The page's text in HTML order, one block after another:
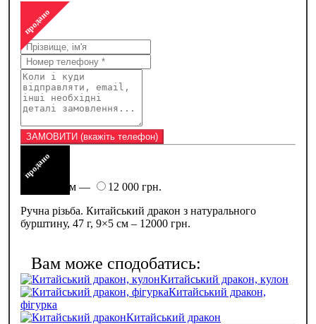
продано
продано
47 г, 9×5 см —
12 000 грн.
Ручна різьба. Китайський дракон з натурального
бурштину, 47 г, 9×5 см – 12000 грн.
Китайський дракон, кулон
Китайський дракон,
фігурка
Китайський дракон